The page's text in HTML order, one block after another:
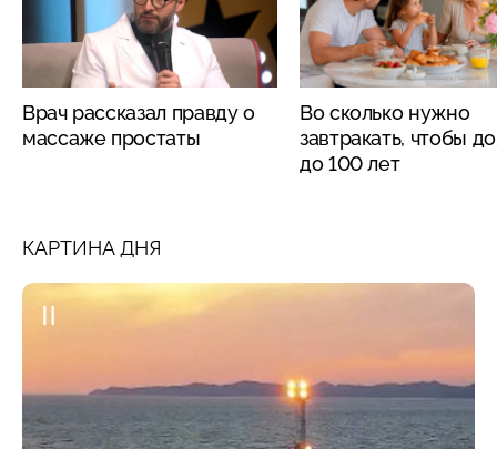
Врач рассказал правду о
массаже простаты
Во сколько нужно
завтракать, чтобы
до 100 лет
КАРТИНА ДНЯ